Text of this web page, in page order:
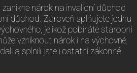
nárok na invalidní důchod
důchod. Zároveň splňujete jednu
jelikož pobíráte starobní
vzniknout nárok i na výchovné,
a splnili jste i ostatní zákonné